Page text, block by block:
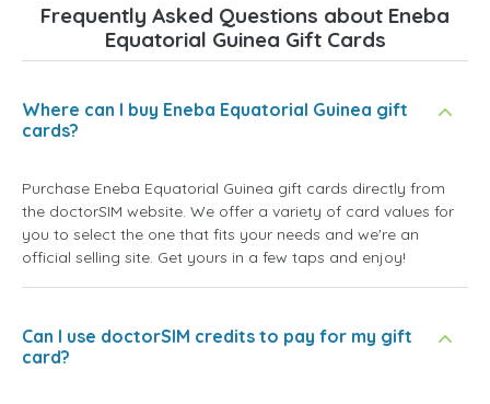
Frequently Asked Questions about Eneba
Equatorial Guinea Gift Cards
Where can I buy Eneba Equatorial Guinea gift
cards?
Purchase Eneba Equatorial Guinea gift cards directly from
the doctorSIM website. We offer a variety of card values for
you to select the one that fits your needs and we're an
official selling site. Get yours in a few taps and enjoy!
Can I use doctorSIM credits to pay for my gift
card?